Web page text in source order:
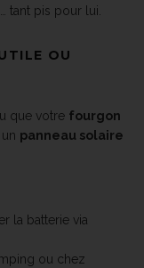
tant pis pour lui.
OU
que votre fourgon
panneau solaire
la batterie via
ou chez